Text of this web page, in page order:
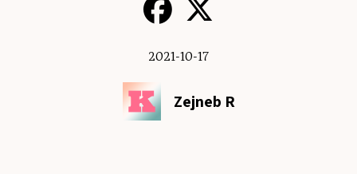
2021-10-17
Zejneb R